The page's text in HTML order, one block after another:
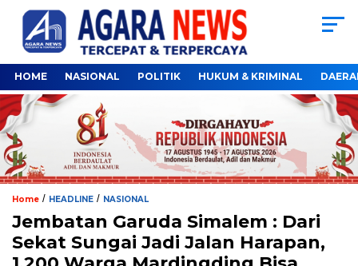
HOME NASIONAL POLITIK HUKUM & KRIMINAL
Home / HEADLINE / NASIONAL
Jembatan Garuda Simalem : Dari
Sekat Sungai Jadi Jalan Harapan,